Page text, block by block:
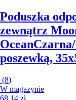
Poduszka
zewnątrz
Ocean
poszewką,
(8)
W magazynie
68,14 zł